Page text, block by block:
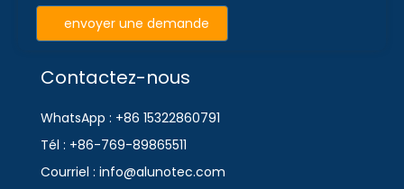
envoyer une demande
Contactez-nous
WhatsApp : +86 15322860791
Tél : +86-769-89865511
Courriel : info@alunotec.com